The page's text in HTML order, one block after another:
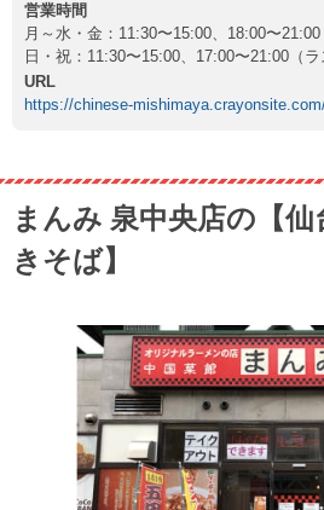
営業時間
月～水・金：11:30〜15:00、18:00〜
日・祝：11:30〜15:00、17:00〜21:00（
URL
https://chinese-
まんみ 泉中央店の【
きそば】